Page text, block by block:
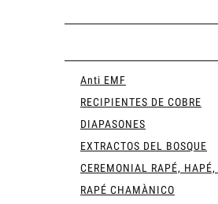
Anti EMF
RECIPIENTES DE COBRE
DIAPASONES
EXTRACTOS DEL BOSQUE
CEREMONIAL RAPÉ, HAPÉ,
RAPÉ CHAMÀNICO